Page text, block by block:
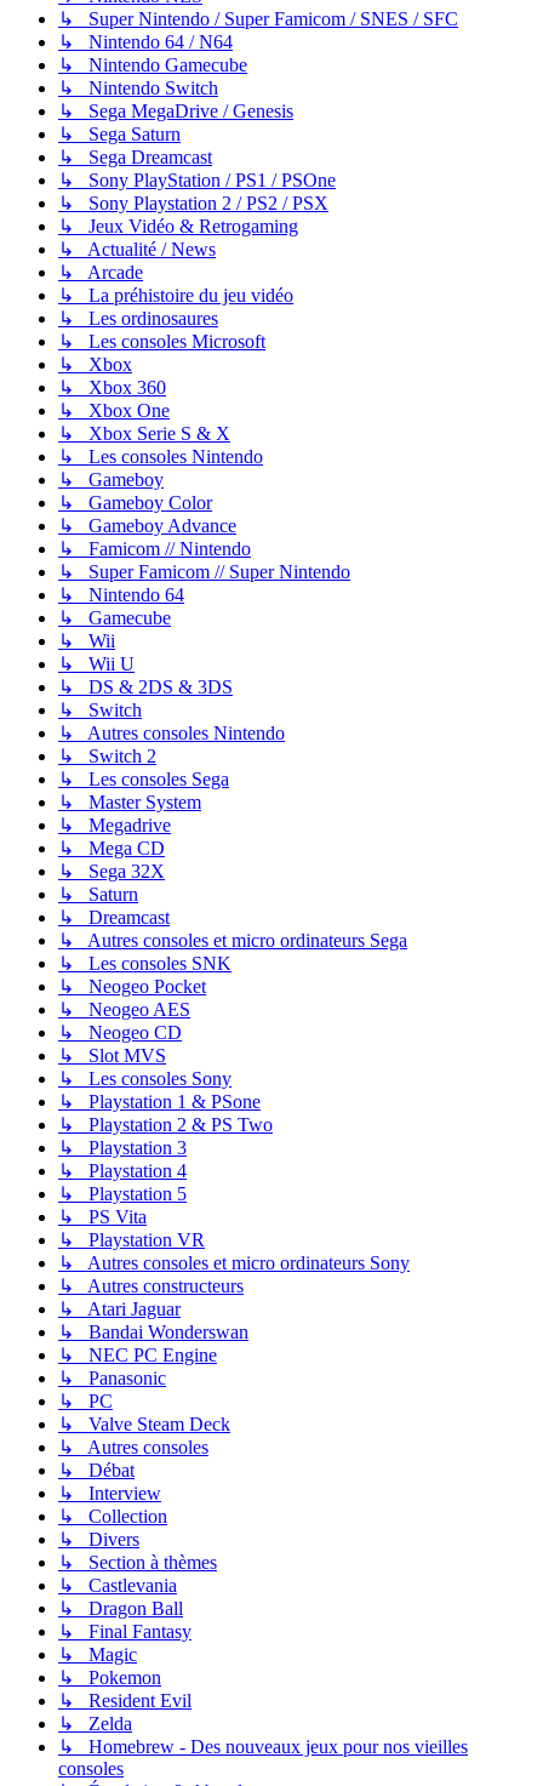
↳ Super Nintendo / Super Famicom / SNES / SFC
↳ Nintendo 64 / N64
↳ Nintendo Gamecube
↳ Nintendo Switch
↳ Sega MegaDrive / Genesis
↳ Sega Saturn
↳ Sega Dreamcast
↳ Sony PlayStation / PS1 / PSOne
↳ Sony Playstation 2 / PS2 / PSX
↳ Jeux Vidéo & Retrogaming
↳ Actualité / News
↳ Arcade
↳ La préhistoire du jeu vidéo
↳ Les ordinosaures
↳ Les consoles Microsoft
↳ Xbox
↳ Xbox 360
↳ Xbox One
↳ Xbox Serie S & X
↳ Les consoles Nintendo
↳ Gameboy
↳ Gameboy Color
↳ Gameboy Advance
↳ Famicom // Nintendo
↳ Super Famicom // Super Nintendo
↳ Nintendo 64
↳ Gamecube
↳ Wii
↳ Wii U
↳ DS & 2DS & 3DS
↳ Switch
↳ Autres consoles Nintendo
↳ Switch 2
↳ Les consoles Sega
↳ Master System
↳ Megadrive
↳ Mega CD
↳ Sega 32X
↳ Saturn
↳ Dreamcast
↳ Autres consoles et micro ordinateurs Sega
↳ Les consoles SNK
↳ Neogeo Pocket
↳ Neogeo AES
↳ Neogeo CD
↳ Slot MVS
↳ Les consoles Sony
↳ Playstation 1 & PSone
↳ Playstation 2 & PS Two
↳ Playstation 3
↳ Playstation 4
↳ Playstation 5
↳ PS Vita
↳ Playstation VR
↳ Autres consoles et micro ordinateurs Sony
↳ Autres constructeurs
↳ Atari Jaguar
↳ Bandai Wonderswan
↳ NEC PC Engine
↳ Panasonic
↳ PC
↳ Valve Steam Deck
↳ Autres consoles
↳ Débat
↳ Interview
↳ Collection
↳ Divers
↳ Section à thèmes
↳ Castlevania
↳ Dragon Ball
↳ Final Fantasy
↳ Magic
↳ Pokemon
↳ Resident Evil
↳ Zelda
↳ Homebrew - Des nouveaux jeux pour nos vieilles
consoles